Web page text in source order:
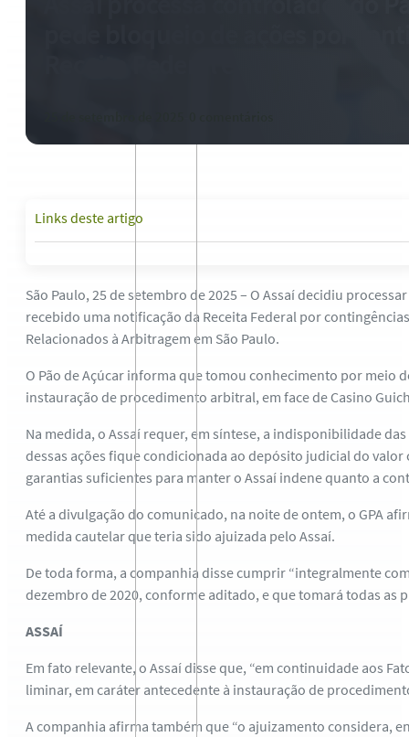
Links deste artigo
São Paulo, 25 de setembro de 2025 – O Assaí decidiu
recebido uma notificação da Receita Federal por
Relacionados à Arbitragem em São Paulo.
O Pão de Açúcar informa que tomou conhecimento por meio
instauração de procedimento arbitral, em face de Casino
Na medida, o Assaí requer, em síntese, a indisponibilidade
dessas ações fique condicionada ao depósito judicial do
garantias suficientes para manter o Assaí indene quanto a
Até a divulgação do comunicado, na noite de ontem, o GPA
medida cautelar que teria sido ajuizada pelo Assaí.
De toda forma, a companhia disse cumprir “integralmente
dezembro de 2020, conforme aditado, e que tomará todas as
ASSAÍ
Em fato relevante, o Assaí disse que, “em continuidade aos
liminar, em caráter antecedente à instauração de
A companhia afirma também que “o ajuizamento considera,